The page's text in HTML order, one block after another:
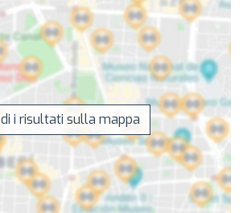
i risultati sulla mappa